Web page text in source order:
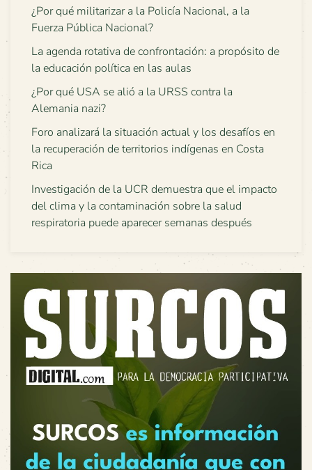
¿Por qué militarizar a la Policía Nacional, a la
Fuerza Pública Nacional?
La agenda rotativa de confrontación: a propósito de
la educación política en las aulas
¿Por qué USA se alió a la URSS contra la
Alemania nazi?
Foro analizará la situación actual y los desafíos en
la recuperación de territorios indígenas en Costa
Rica
Investigación de la UCR demuestra que el impacto
del clima y la contaminación sobre la salud
respiratoria puede aparecer semanas después